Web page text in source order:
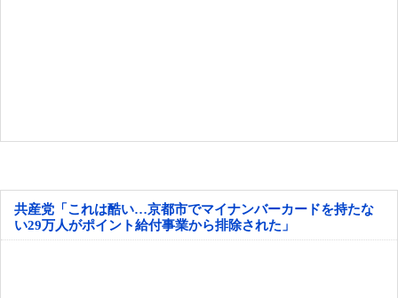
共産党「これは酷い…京都市でマイナンバーカードを持たな
い29万人がポイント給付事業から排除された」